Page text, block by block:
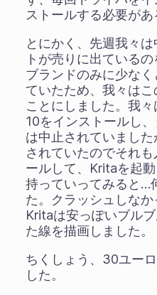
ストールする必要があ
とにかく、先週我々
トが売りに出ている
ブランドのみに少な
ていたため、我々は
ことにしました。我
10をインストールし
は中止されていまし
されていたのでそれ
ールして、Kritaを起
持っていってみると…
た。クラッシュしな
Kritaは安っぽいブル
た線を描画しました。
ちくしょう、30ユー
した。